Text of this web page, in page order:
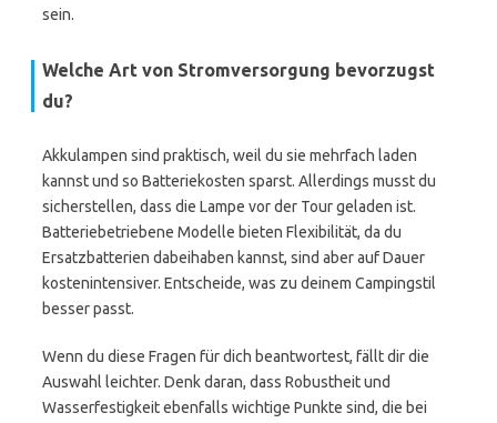
sein.
Welche Art von Stromversorgung bevorzugst
du?
Akkulampen sind praktisch, weil du sie mehrfach laden
kannst und so Batteriekosten sparst. Allerdings musst du
sicherstellen, dass die Lampe vor der Tour geladen ist.
Batteriebetriebene Modelle bieten Flexibilität, da du
Ersatzbatterien dabeihaben kannst, sind aber auf Dauer
kostenintensiver. Entscheide, was zu deinem Campingstil
besser passt.
Wenn du diese Fragen für dich beantwortest, fällt dir die
Auswahl leichter. Denk daran, dass Robustheit und
Wasserfestigkeit ebenfalls wichtige Punkte sind, die bei